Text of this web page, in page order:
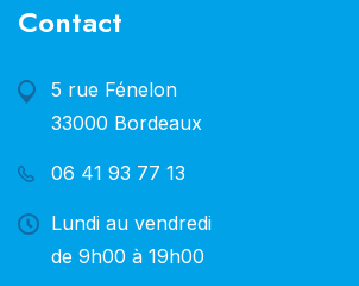
Contact
5 rue Fénelon
33000 Bordeaux
06 41 93 77 13
Lundi au vendredi
de 9h00 à 19h00